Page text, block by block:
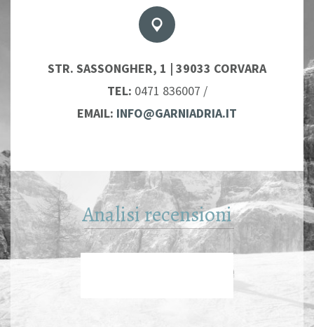
STR. SASSONGHER, 1 | 39033 CORVARA
TEL: 0471 836007 /
EMAIL: INFO@GARNIADRIA.IT
Analisi recensioni